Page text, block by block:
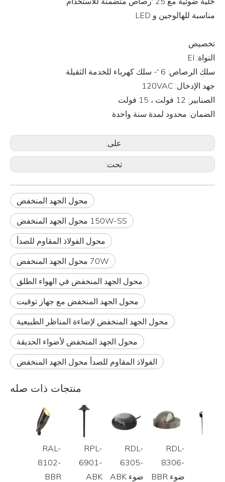
مناسبة للهالوجين و LED
تخصيص
النواة: EI
سلك الرصاص: 6 '- سلك كهرباء للخدمة الثقيلة
جهد الإدخال: 120VAC
الصنابير: 12 فولت ، 15 فولت
الضمان: محدود لمدة سنة واحدة
على:
تحت:
محول الجهد المنخفض
150W-SS محول الجهد المنخفض
محول الفولاذ المقاوم للصدأ
70W محول الجهد المنخفض
محول الجهد المنخفض في الهواء الطلق
محول الجهد المنخفض مع جهاز توقيت
محول الجهد المنخفض لإضاءة المناظر الطبيعية
محول الجهد المنخفض لأضواء الحديقة
الفولاذ المقاوم للصدأ محول الجهد المنخفض
منتجات ذات صله
RAL-
8102-
BBR
RPL-
6901-
ABK
RDL-
6305-
ABK ضوء
RDL-
8306-
BBR ضوء